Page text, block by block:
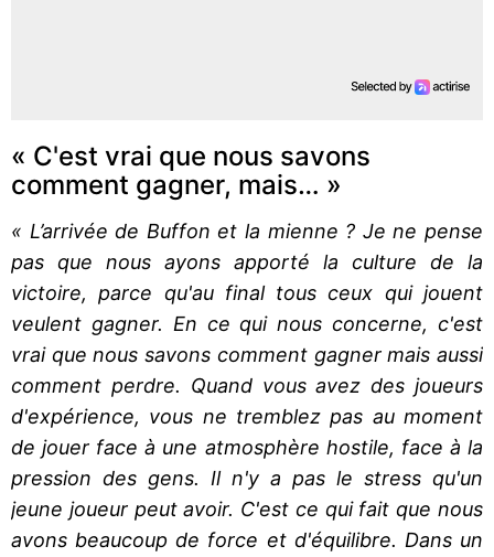
« C'est vrai que nous savons
comment gagner, mais… »
« L’arrivée de Buffon et la mienne ? Je ne pense
pas que nous ayons apporté la culture de la
victoire, parce qu'au final tous ceux qui jouent
veulent gagner. En ce qui nous concerne, c'est
vrai que nous savons comment gagner mais aussi
comment perdre. Quand vous avez des joueurs
d'expérience, vous ne tremblez pas au moment
de jouer face à une atmosphère hostile, face à la
pression des gens. Il n'y a pas le stress qu'un
jeune joueur peut avoir. C'est ce qui fait que nous
avons beaucoup de force et d'équilibre. Dans un